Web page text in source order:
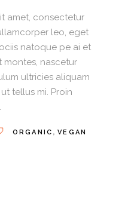
amet, consectetur
leo, eget
natoque pe ai et
montes, nascetur
ultricies aliquam
tellus mi. Proin
ORGANIC ,VEGAN